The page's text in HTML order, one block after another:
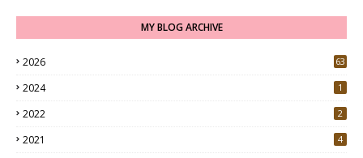
MY BLOG ARCHIVE
2026 63
2024 1
2022 2
2021 4